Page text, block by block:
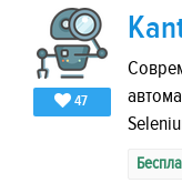
47